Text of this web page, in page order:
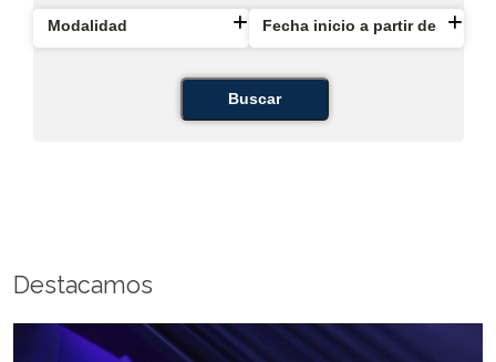
Modalidad Fecha inicio a partir de
Buscar
Destacamos